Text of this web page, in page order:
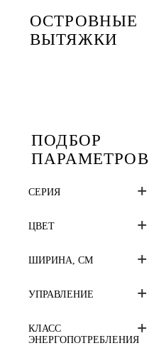
ОСТРОВНЫЕ
ВЫТЯЖКИ
ПОДБОР
ПАРАМЕТРОВ
СЕРИЯ
ЦВЕТ
ШИРИНА, СМ
УПРАВЛЕНИЕ
КЛАСС
ЭНЕРГОПОТРЕБЛЕНИЯ